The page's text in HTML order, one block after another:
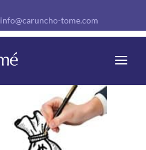
info@caruncho-tome.com